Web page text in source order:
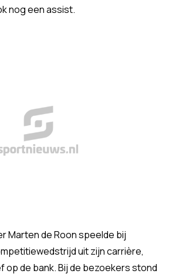
nog een assist.
Marten de Roon speelde bij
uit zijn carrière,
op de bank. Bij de bezoekers stond